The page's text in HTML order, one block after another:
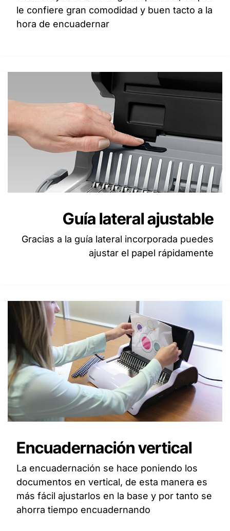
le confiere gran comodidad y buen tacto a la
hora de encuadernar
Guía lateral ajustable
Gracias a la guía lateral incorporada puedes
ajustar el papel rápidamente
Encuadernación vertical
La encuadernación se hace poniendo los
documentos en vertical, de esta manera es
más fácil ajustarlos en la base y por tanto se
ahorra tiempo encuadernando